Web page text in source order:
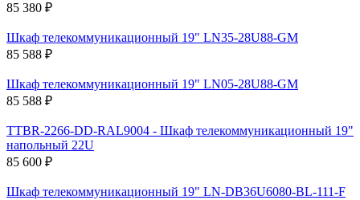
85 380 ₽
Шкаф телекоммуникационный 19" LN35-28U88-GM
85 588 ₽
Шкаф телекоммуникационный 19" LN05-28U88-GM
85 588 ₽
TTBR-2266-DD-RAL9004 - Шкаф телекоммуникационный 19"
напольный 22U
85 600 ₽
Шкаф телекоммуникационный 19" LN-DB36U6080-BL-111-F